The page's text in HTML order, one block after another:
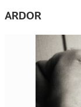
ARDOR